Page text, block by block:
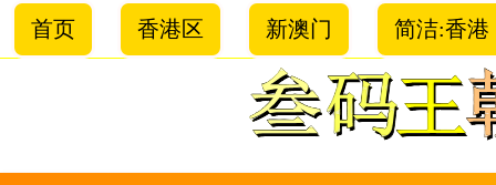
首页 香港区 新澳门 简洁:香港